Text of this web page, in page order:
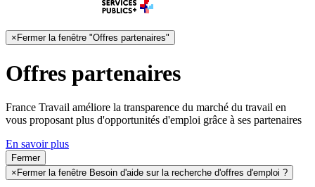
× Fermer la fenêtre "Offres partenaires"
Offres partenaires
France Travail améliore la transparence du marché du travail en
vous proposant plus d'opportunités d'emploi grâce à ses partenaires
En savoir plus
Fermer
× Fermer la fenêtre Besoin d'aide sur la recherche d'offres d'emploi ?